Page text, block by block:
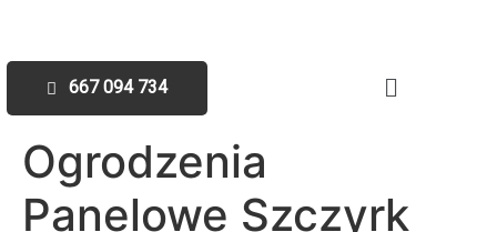
667 094 734
Ogrodzenia
Panelowe Szczyrk